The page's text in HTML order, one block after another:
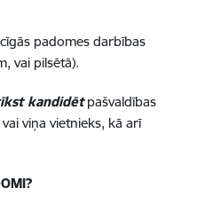
padomes darbības
vai pilsētā).
kandidētpašvaldības
viņa vietnieks, kā arī